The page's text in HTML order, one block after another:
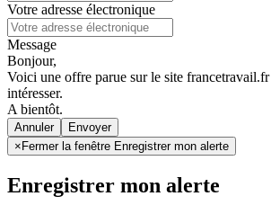
Votre adresse électronique
Message
Bonjour,
Voici une offre parue sur le site
intéresser.
A bientôt.
Annuler
× Fermer la fenêtre Enregistrer mon alerte
Enregistrer mon alerte